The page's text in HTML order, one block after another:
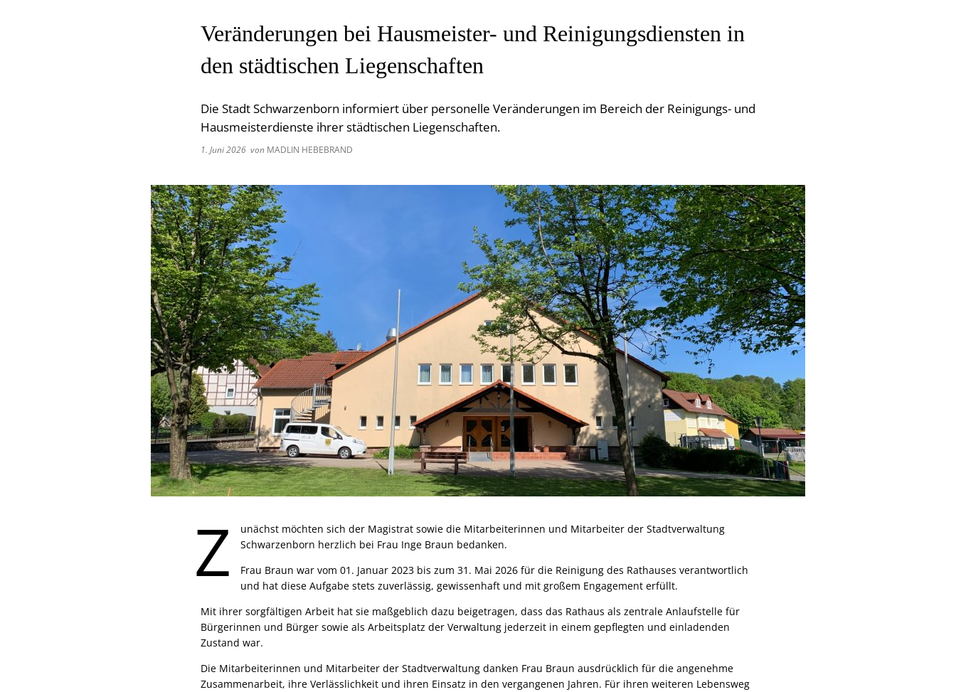
Veränderungen bei Hausmeister- und Reinigungsdiensten in
den städtischen Liegenschaften
Die Stadt Schwarzenborn informiert über personelle Veränderungen im Bereich der Reinigungs- und
Hausmeisterdienste ihrer städtischen Liegenschaften.
1. Juni 2026 von MADLIN HEBEBRAND
Z
unächst möchten sich der Magistrat sowie die Mitarbeiterinnen und Mitarbeiter der Stadtverwaltung
Schwarzenborn herzlich bei Frau Inge Braun bedanken.
Frau Braun war vom 01. Januar 2023 bis zum 31. Mai 2026 für die Reinigung des Rathauses verantwortlich
und hat diese Aufgabe stets zuverlässig, gewissenhaft und mit großem Engagement erfüllt.
Mit ihrer sorgfältigen Arbeit hat sie maßgeblich dazu beigetragen, dass das Rathaus als zentrale Anlaufstelle für
Bürgerinnen und Bürger sowie als Arbeitsplatz der Verwaltung jederzeit in einem gepflegten und einladenden
Zustand war.
Die Mitarbeiterinnen und Mitarbeiter der Stadtverwaltung danken Frau Braun ausdrücklich für die angenehme
Zusammenarbeit, ihre Verlässlichkeit und ihren Einsatz in den vergangenen Jahren. Für ihren weiteren Lebensweg